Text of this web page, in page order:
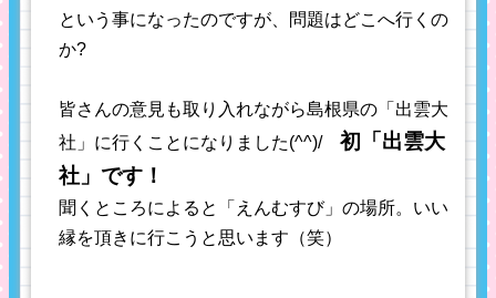
という事になったのですが、問題はどこへ行くの
か?
皆さんの意見も取り入れながら島根県の「出雲大
社」に行くことになりました(^^)/ 初「出雲大
社」です！
聞くところによると「えんむすび」の場所。いい
縁を頂きに行こうと思います（笑）